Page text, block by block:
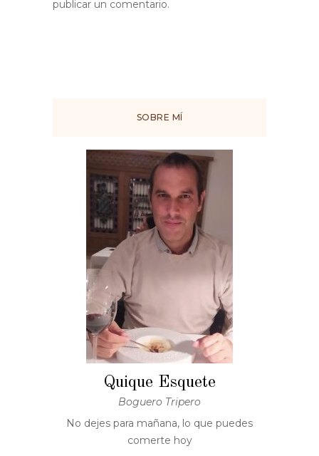
publicar un comentario.
SOBRE MÍ
Quique Esquete
Boguero Tripero
No dejes para mañana, lo que puedes
comerte hoy